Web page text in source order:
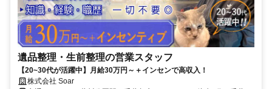
遺品整理・生前整理の営業スタッフ
【20~30代が活躍中】月給30万円～＋インセンで高収入！
株式会社 Soar